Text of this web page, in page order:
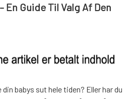
En Guide Til Valg Af Den
babys sut hele tiden? Eller har du